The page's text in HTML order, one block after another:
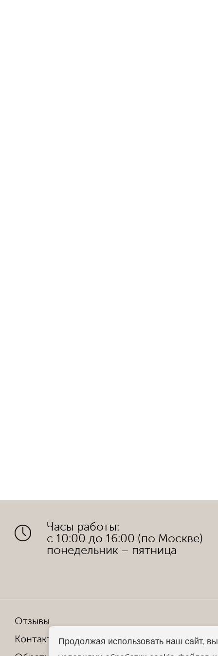
Часы работы:
с 10:00 до 16:00 (по Москве)
понедельник – пятница
Отзывы
Контакты
Продолжая использовать наш сайт,